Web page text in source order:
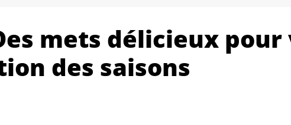
mets délicieux pour
des saisons